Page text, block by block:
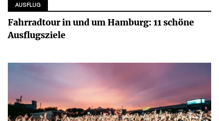
AUSFLUG
Fahrradtour in und um Hamburg: 11 schöne
Ausflugsziele